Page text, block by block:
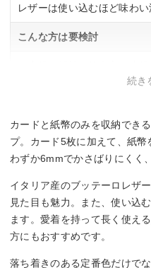
レザーは使い込むほど味わい
こんな方は要検討
続き
カードと紙幣のみを収納でき
プ。カード5枚に加えて、紙
わずか6mmでかさばりにくく
イタリア産のブッテーロレザ
見た目も魅力。また、使い込
ます。愛着を持って長く使え
方にもおすすめです。
落ち着きのある定番色だけで